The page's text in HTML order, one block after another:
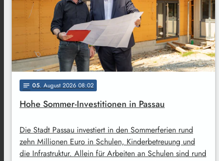
notes 05. August 2026 08:02
Hohe Sommer-Investitionen in Passau
Die Stadt Passau investiert in den Sommerferien rund
zehn Millionen Euro in Schulen, Kinderbetreuung und
die Infrastruktur. Allein für Arbeiten an Schulen sind rund